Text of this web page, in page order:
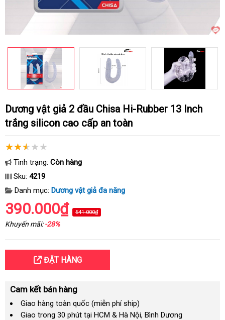
Dương vật giả 2 đầu Chisa Hi-Rubber 13 Inch
trắng silicon cao cấp an toàn
Tình trạng: Còn hàng
Sku: 4219
Danh mục: Dương vật giả đa năng
390.000₫ 541.000₫
Khuyến mãi:-28%
ĐẶT HÀNG
Cam kết bán hàng
Giao hàng toàn quốc (miễn phí ship)
Giao trong 30 phút tại HCM & Hà Nội, Bình Dương